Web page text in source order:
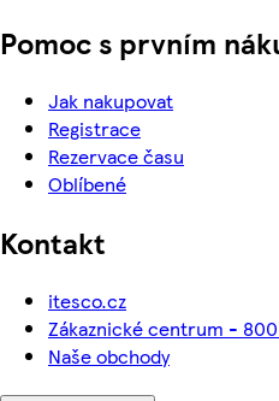
Pomoc s prvním
Jak nakupovat
Registrace
Rezervace času
Oblíbené
Kontakt
itesco.cz
Zákaznické centrum -
Naše obchody